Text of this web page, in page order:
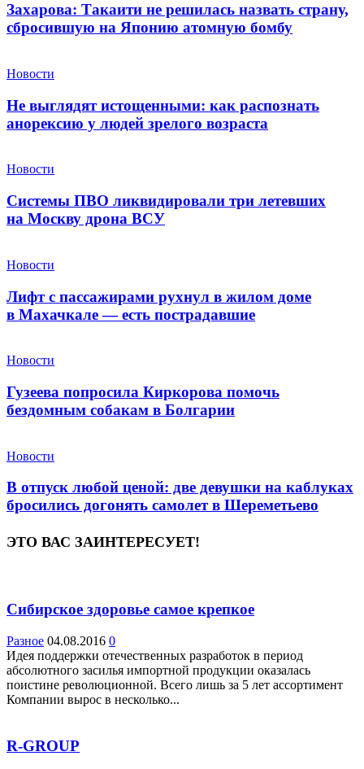
Захарова: Такаити не решилась назвать страну,
сбросившую на Японию атомную бомбу
Новости
Не выглядят истощенными: как распознать
анорексию у людей зрелого возраста
Новости
Системы ПВО ликвидировали три летевших
на Москву дрона ВСУ
Новости
Лифт с пассажирами рухнул в жилом доме
в Махачкале — есть пострадавшие
Новости
Гузеева попросила Киркорова помочь
бездомным собакам в Болгарии
Новости
В отпуск любой ценой: две девушки на каблуках
бросились догонять самолет в Шереметьево
ЭТО ВАС ЗАИНТЕРЕСУЕТ!
Сибирское здоровье самое крепкое
Разное 04.08.2016 0
Идея поддержки отечественных разработок в период
абсолютного засилья импортной продукции оказалась
поистине революционной. Всего лишь за 5 лет ассортимент
Компании вырос в несколько...
R-GROUP